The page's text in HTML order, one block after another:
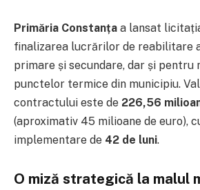
Primăria Constanța a lansat
finalizarea lucrărilor de reabilitare
primare și secundare, dar și pentru
punctelor termice din municipiu.
contractului este de 226,56
(aproximativ 45 milioane de euro),
implementare de 42 de luni.
O miză strategică la malul